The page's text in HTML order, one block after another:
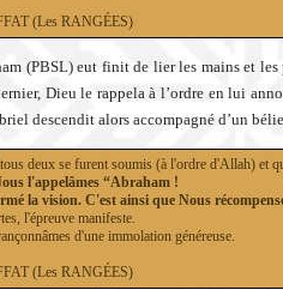
(Les RANGÉES)
(PBSL) eut finit de lier les mains et
Dieu le rappela à l’ordre en lui
descendit alors accompagné d’un
deux se furent soumis (à l'ordre d'Allah) et
l'appelâmes “Abraham !
la vision. C'est ainsi que Nous
l'épreuve manifeste.
d'une immolation généreuse.
(Les RANGÉES)